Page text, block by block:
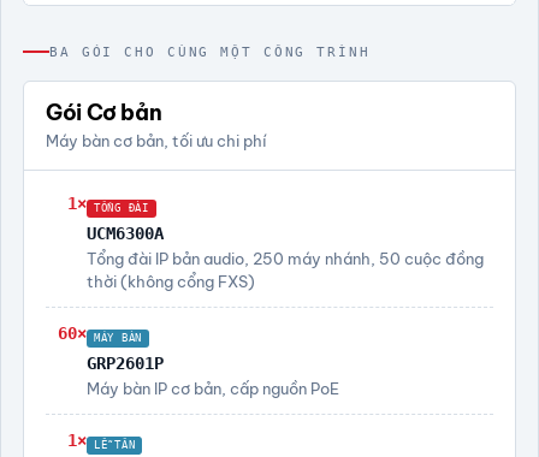
BA GÓI CHO CÙNG MỘT CÔNG TRÌNH
Gói Cơ bản
Máy bàn cơ bản, tối ưu chi phí
1× TỔNG ĐÀI
UCM6300A
Tổng đài IP bản audio, 250 máy nhánh, 50 cuộc đồng
thời (không cổng FXS)
60× MÁY BÀN
GRP2601P
Máy bàn IP cơ bản, cấp nguồn PoE
1× LỄ TÂN